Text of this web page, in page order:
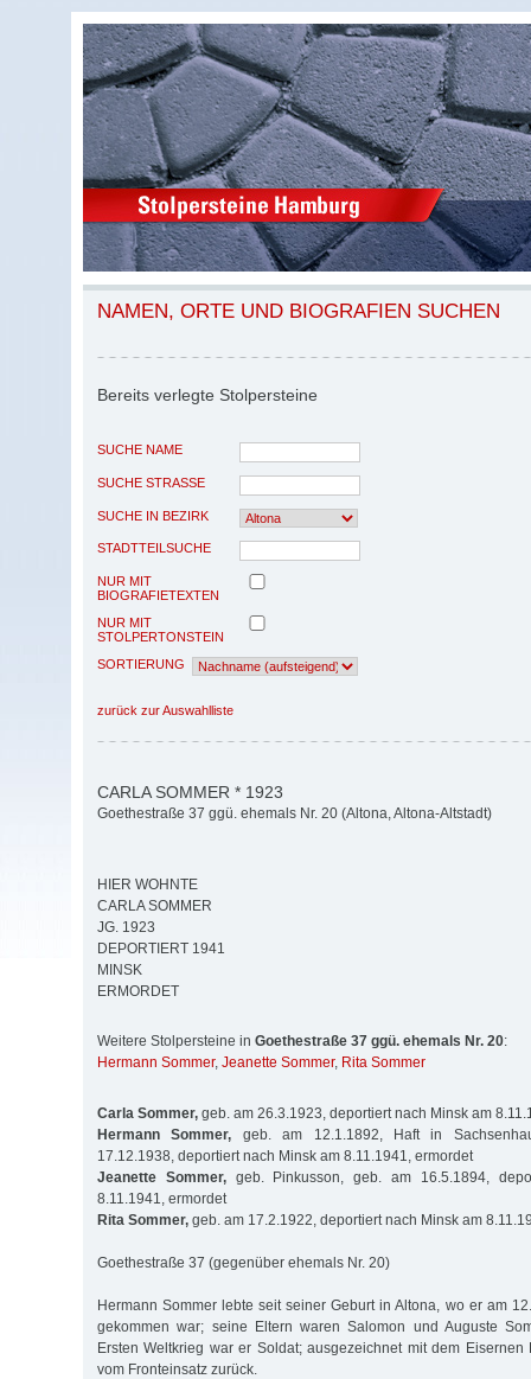
NAMEN, ORTE UND BIOGRAFIEN SUCHEN
Bereits verlegte Stolpersteine
SUCHE NAME
SUCHE STRASSE
SUCHE IN BEZIRK
STADTTEILSUCHE
NUR MIT
BIOGRAFIETEXTEN
NUR MIT
STOLPERTONSTEIN
SORTIERUNG
zurück zur Auswahlliste
CARLA SOMMER * 1923
Goethestraße 37 ggü. ehemals Nr. 20 (Altona, Altona-Altstadt)
HIER WOHNTE
CARLA SOMMER
JG. 1923
DEPORTIERT 1941
MINSK
ERMORDET
Weitere Stolpersteine in Goethestraße 37 ggü. ehemals Nr. 20:
Hermann Sommer, Jeanette Sommer, Rita Sommer
Carla Sommer, geb. am 26.3.1923, deportiert nach Minsk am
Hermann Sommer, geb. am 12.1.1892, Haft in
17.12.1938, deportiert nach Minsk am 8.11.1941, ermordet
Jeanette Sommer,geb. Pinkusson, geb. am 16.5.1894,
8.11.1941, ermordet
Rita Sommer, geb. am 17.2.1922, deportiert nach Minsk am
Goethestraße 37 (gegenüber ehemals Nr. 20)
Hermann Sommer lebte seit seiner Geburt in Altona, wo er am
gekommen war; seine Eltern waren Salomon und Auguste
Ersten Weltkrieg war er Soldat; ausgezeichnet mit dem
vom Fronteinsatz zurück.